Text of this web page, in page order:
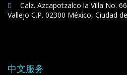
Calz. Azcapotzalco la Villa No.
Vallejo C.P. 02300 México, Ciudad
中文服务